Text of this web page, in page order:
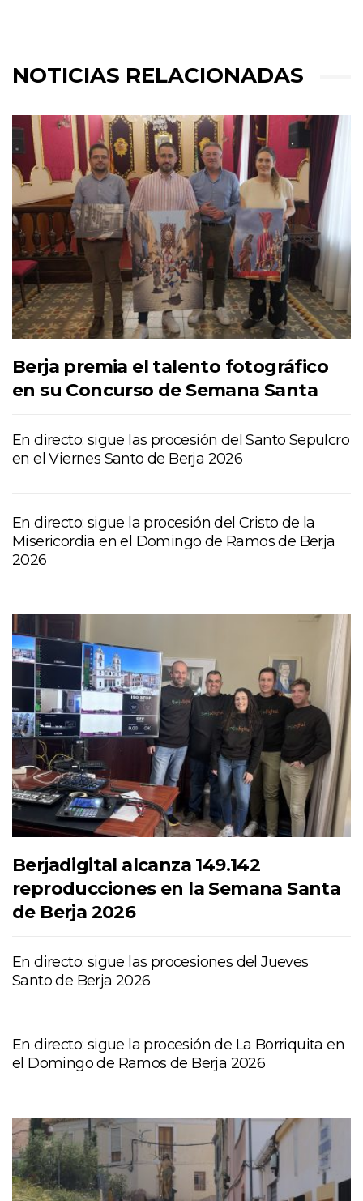
NOTICIAS RELACIONADAS
Berja premia el talento fotográfico
en su Concurso de Semana Santa
En directo: sigue las procesión del Santo Sepulcro
en el Viernes Santo de Berja 2026
En directo: sigue la procesión del Cristo de la
Misericordia en el Domingo de Ramos de Berja
2026
Berjadigital alcanza 149.142
reproducciones en la Semana Santa
de Berja 2026
En directo: sigue las procesiones del Jueves
Santo de Berja 2026
En directo: sigue la procesión de La Borriquita en
el Domingo de Ramos de Berja 2026